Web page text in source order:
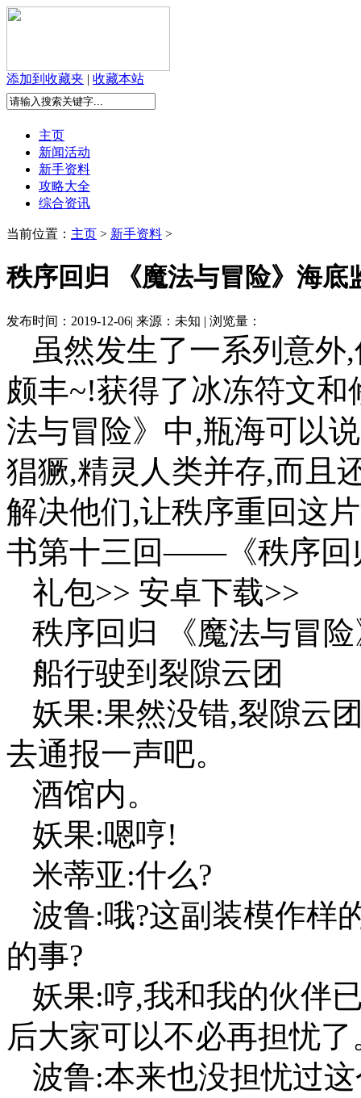
添加到收藏夹 | 收藏本站
主页
新闻活动
新手资料
攻略大全
综合资讯
当前位置： 主页 > 新手资料 >
秩序回归 《魔法与冒险》海底
发布时间：2019-12-06| 来源：未知 | 浏览量：
虽然发生了一系列意
颇丰~!获得了冰冻符文
法与冒险》中,瓶海可以
猖獗,精灵人类并存,而且
解决他们,让秩序重回这
书第十三回——《秩序回
礼包>> 安卓下载>>
秩序回归 《魔法与冒
船行驶到裂隙云团
妖果:果然没错,裂隙云
去通报一声吧。
酒馆内。
妖果:嗯哼!
米蒂亚:什么?
波鲁:哦?这副装模作样
的事?
妖果:哼,我和我的伙伴
后大家可以不必再担忧了
波鲁:本来也没担忧过